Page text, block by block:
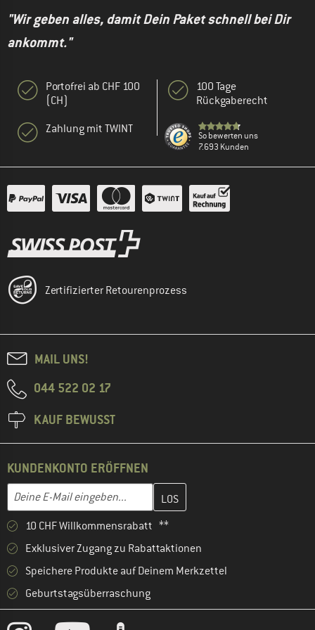
"Wir geben alles, damit Dein Paket schnell bei Dir
ankommt."
Portofrei ab CHF 100
(CH)
Zahlung mit TWINT
100 Tage
Rückgaberecht
So bewerten uns
7.693 Kunden
Zertifizierter Retourenprozess
MAIL UNS!
044 522 02 17
KAUF BEWUSST
KUNDENKONTO ERÖFFNEN
E-Mail-Adresse
Gib hier deine E-Mail-Adresse ein und erstelle im nächsten
10 CHF Willkommensrabatt **
Exklusiver Zugang zu Rabattaktionen
Speichere Produkte auf Deinem Merkzettel
Geburtstagsüberraschung